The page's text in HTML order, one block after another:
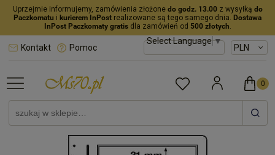
Uprzejmie informujemy, zamówienia złożone do godz. 13.00z wysyłką do
Paczkomatu i kurierem InPost realizowane są tego samego dnia. Dostawa
InPost Paczkomaty gratisdla zamówień od 500 złotych.
Select Language▼
Kontakt Pomoc